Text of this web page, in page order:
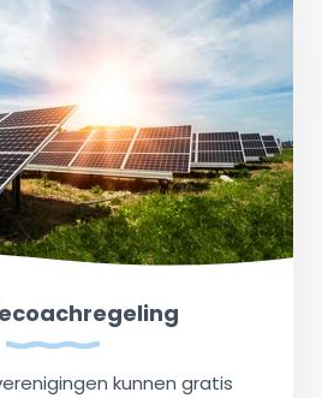
kunnen gratis